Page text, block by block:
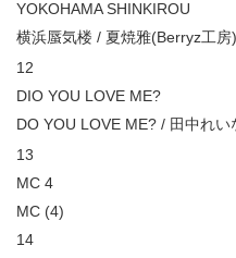
YOKOHAMA SHINKIROU
横浜蜃気楼 / 夏焼雅(Berryz工房)
12
DIO YOU LOVE ME?
DO YOU LOVE ME? / 田中れ
13
MC 4
MC (4)
14